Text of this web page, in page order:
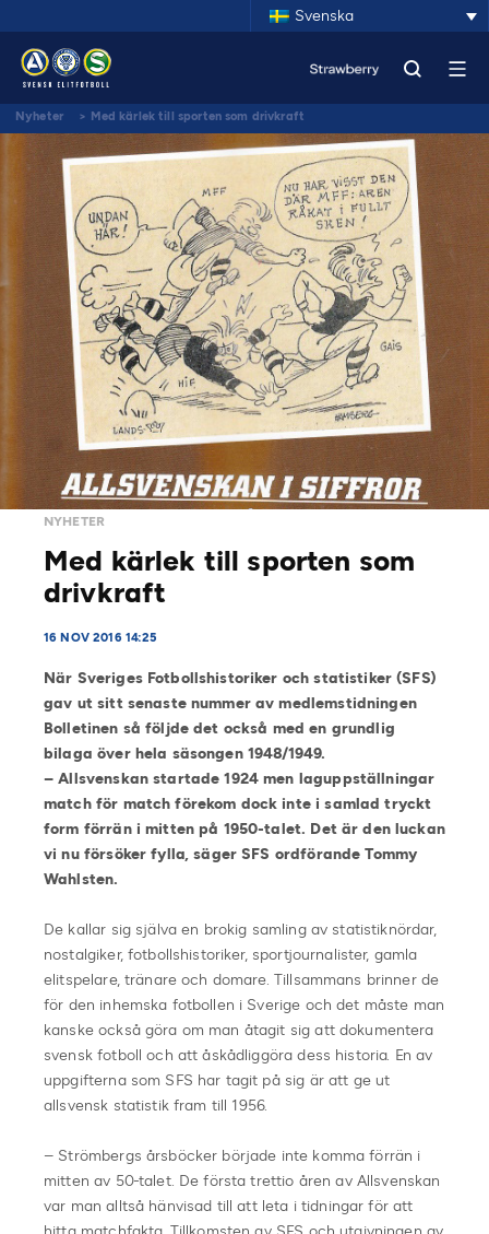
Svenska
Nyheter > Med kärlek till sporten som drivkraft
NYHETER
Med kärlek till sporten som
drivkraft
16 NOV 2016 14:25
När Sveriges Fotbollshistoriker och statistiker (SFS)
gav ut sitt senaste nummer av medlemstidningen
Bolletinen så följde det också med en grundlig
bilaga över hela säsongen 1948/1949.
– Allsvenskan startade 1924 men laguppställningar
match för match förekom dock inte i samlad tryckt
form förrän i mitten på 1950-talet. Det är den luckan
vi nu försöker fylla, säger SFS ordförande Tommy
Wahlsten.
De kallar sig själva en brokig samling av statistiknördar,
nostalgiker, fotbollshistoriker, sportjournalister, gamla
elitspelare, tränare och domare. Tillsammans brinner de
för den inhemska fotbollen i Sverige och det måste man
kanske också göra om man åtagit sig att dokumentera
svensk fotboll och att åskådliggöra dess historia. En av
uppgifterna som SFS har tagit på sig är att ge ut
allsvensk statistik fram till 1956.
– Strömbergs årsböcker började inte komma förrän i
mitten av 50-talet. De första trettio åren av Allsvenskan
var man alltså hänvisad till att leta i tidningar för att